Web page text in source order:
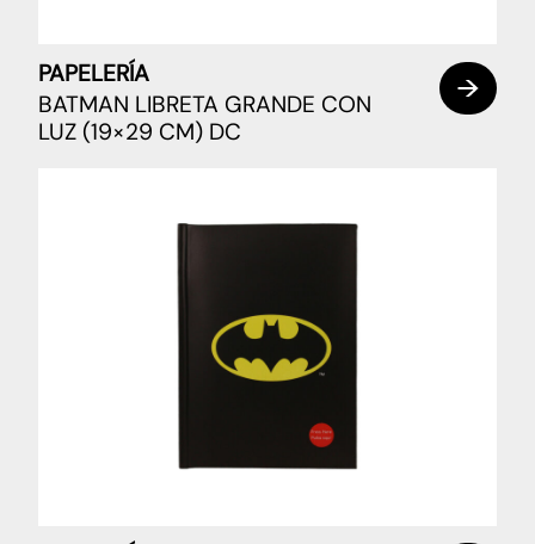
PAPELERÍA
BATMAN LIBRETA GRANDE CON
LUZ (19×29 CM) DC